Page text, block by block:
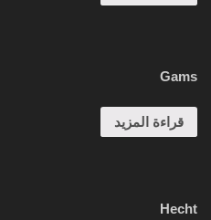
Gams
قراءة المزيد
Hecht